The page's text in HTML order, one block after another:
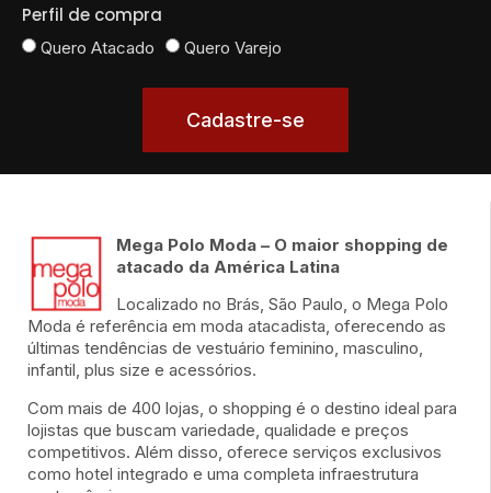
Perfil de compra
Quero Atacado Quero Varejo
Cadastre-se
Mega Polo Moda – O maior shopping de
atacado da América Latina
Localizado no Brás, São Paulo, o Mega Polo
Moda é referência em moda atacadista, oferecendo as
últimas tendências de vestuário feminino, masculino,
infantil, plus size e acessórios.
Com mais de 400 lojas, o shopping é o destino ideal para
lojistas que buscam variedade, qualidade e preços
competitivos. Além disso, oferece serviços exclusivos
como hotel integrado e uma completa infraestrutura